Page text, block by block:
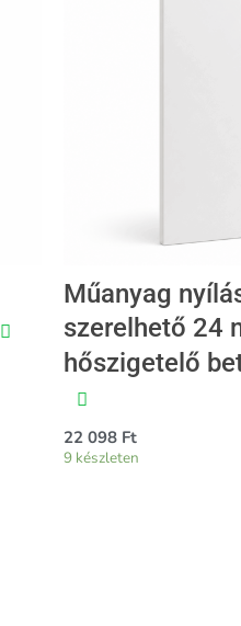
Műanyag
szerelhető 24
hőszigetelő
22 098 Ft
9 készleten